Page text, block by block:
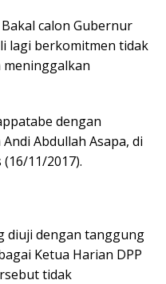
Bakal calon Gubernur
lagi berkomitmen tidak
dengan
Abdullah Asapa, di
11/2017).
diuji dengan tanggung
Ketua Harian DPP
tidak